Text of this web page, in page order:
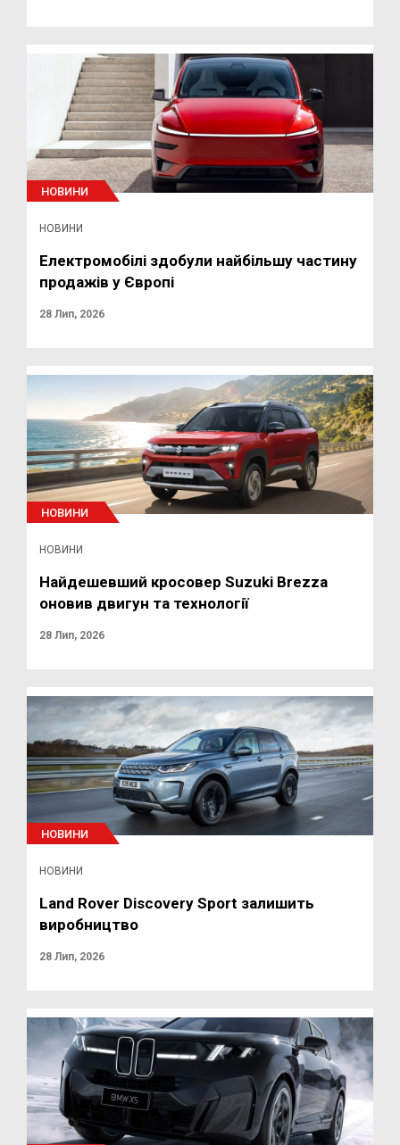
НОВИНИ
НОВИНИ
Електромобілі здобули найбільшу частину
продажів у Європі
28 Лип, 2026
НОВИНИ
НОВИНИ
Найдешевший кросовер Suzuki Brezza
оновив двигун та технології
28 Лип, 2026
НОВИНИ
НОВИНИ
Land Rover Discovery Sport залишить
виробництво
28 Лип, 2026